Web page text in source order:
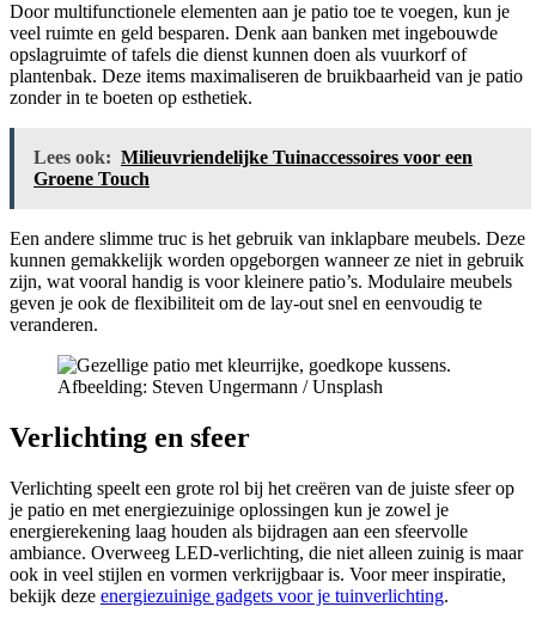
Door multifunctionele elementen aan je patio toe te voegen, kun je
veel ruimte en geld besparen. Denk aan banken met ingebouwde
opslagruimte of tafels die dienst kunnen doen als vuurkorf of
plantenbak. Deze items maximaliseren de bruikbaarheid van je patio
zonder in te boeten op esthetiek.
Lees ook: Milieuvriendelijke Tuinaccessoires voor een
Groene Touch
Een andere slimme truc is het gebruik van inklapbare meubels. Deze
kunnen gemakkelijk worden opgeborgen wanneer ze niet in gebruik
zijn, wat vooral handig is voor kleinere patio’s. Modulaire meubels
geven je ook de flexibiliteit om de lay-out snel en eenvoudig te
veranderen.
Afbeelding: Steven Ungermann / Unsplash
Verlichting en sfeer
Verlichting speelt een grote rol bij het creëren van de juiste sfeer op
je patio en met energiezuinige oplossingen kun je zowel je
energierekening laag houden als bijdragen aan een sfeervolle
ambiance. Overweeg LED-verlichting, die niet alleen zuinig is maar
ook in veel stijlen en vormen verkrijgbaar is. Voor meer inspiratie,
bekijk deze energiezuinige gadgets voor je tuinverlichting.